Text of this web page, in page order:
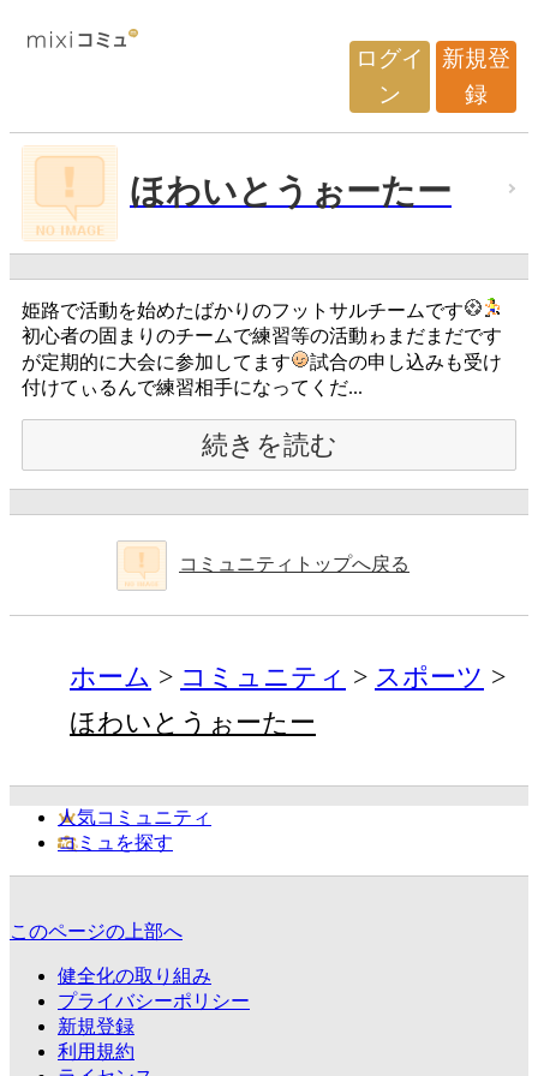
ログイ
ン
新規登
録
ほわいとうぉーたー
姫路で活動を始めたばかりのフットサルチームです
初心者の固まりのチームで練習等の活動ゎまだまだです
が定期的に大会に参加してます
試合の申し込みも受け
付けてぃるんで練習相手になってくだ...
続きを読む
コミュニティトップへ戻る
ホーム コミュニティ
スポーツ
ほわいとうぉーたー
人気コミュニティ
コミュを探す
このページの上部へ
健全化の取り組み
プライバシーポリシー
新規登録
利用規約